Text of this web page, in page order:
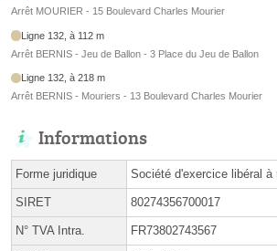
Arrêt MOURIER - 15 Boulevard Charles Mourier
Ligne 132, à 112 m
Arrêt BERNIS - Jeu de Ballon - 3 Place du Jeu de Ballon
Ligne 132, à 218 m
Arrêt BERNIS - Mouriers - 13 Boulevard Charles Mourier
Informations
Forme juridique Société d'exercice libéral
SIRET 80274356700017
N° TVA Intra. FR73802743567